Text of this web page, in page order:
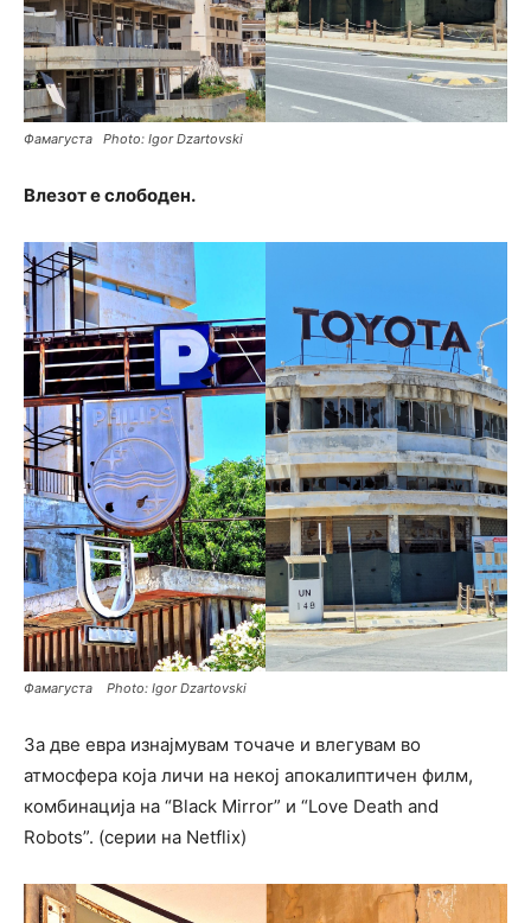
Фамагуста Photo: Igor Dzartovski
Влезот е слободен.
Фамагуста Photo: Igor Dzartovski
За две евра изнајмувам точаче и влегувам во
атмосфера која личи на некој апокалиптичен филм,
комбинација на “Black Mirror” и “Love Death and
Robots”. (серии на Netflix)